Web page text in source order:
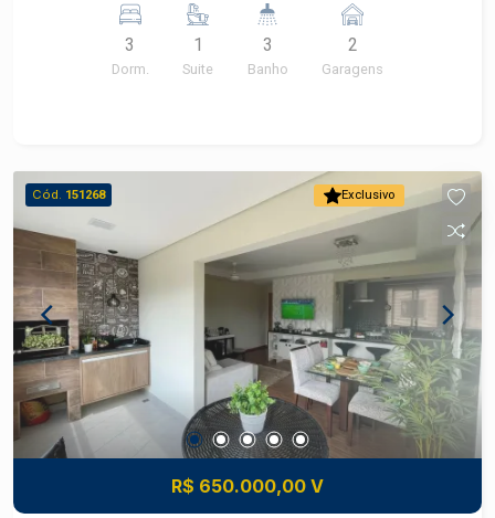
armários, lavanderia, dependências de
empregada com baneiro.
3
Dorm.
1
Suite
3
Banho
2
Garagens
Exclusivo
Cód. 151268
R$ 650.000,00 V